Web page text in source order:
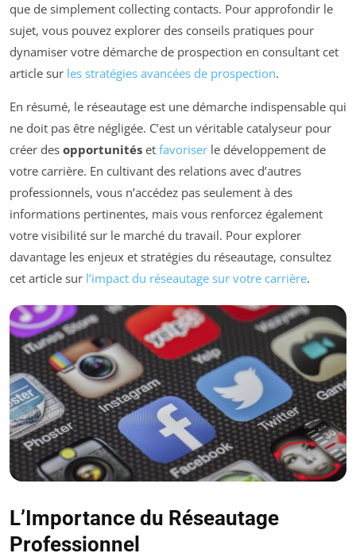
que de simplement collecting contacts. Pour approfondir le
sujet, vous pouvez explorer des conseils pratiques pour
dynamiser votre démarche de prospection en consultant cet
article sur les stratégies avancées de prospection.
En résumé, le réseautage est une démarche indispensable qui
ne doit pas être négligée. C’est un véritable catalyseur pour
créer des opportunités et favoriser le développement de
votre carrière. En cultivant des relations avec d’autres
professionnels, vous n’accédez pas seulement à des
informations pertinentes, mais vous renforcez également
votre visibilité sur le marché du travail. Pour explorer
davantage les enjeux et stratégies du réseautage, consultez
cet article sur l’impact du réseautage sur votre carrière.
L’Importance du Réseautage
Professionnel